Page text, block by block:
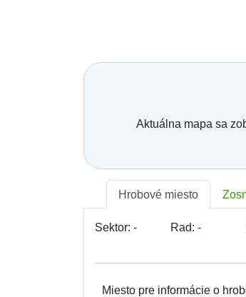
Aktuálna mapa sa
Hrobové miesto
Sektor: - Rad:-
Miesto pre informácie o